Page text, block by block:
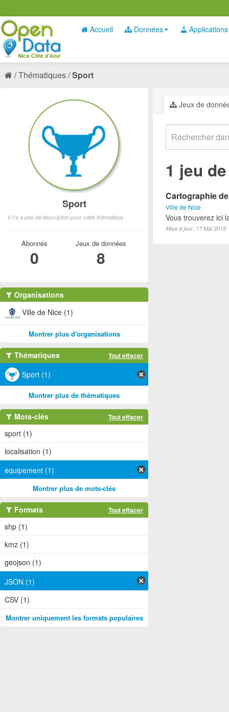
Accueil Données Applications
Thématiques Sport
Jeux de
1 jeu
Cartographie
Ville de Nice
Vous trouverez ici
Mise à jour: 17 Mai 2019
Sport
Il n'y a pas de description pour cette thématique
Abonnés
0
Jeux de données
8
Organisations
Ville de Nice (1)
Montrer plus d'organisations
Thématiques Tout effacer
Sport (1)
Montrer plus de thématiques
Mots-clés Tout effacer
sport (1)
localisation (1)
equipement (1)
Montrer plus de mots-clés
Formats Tout effacer
shp (1)
kmz (1)
geojson (1)
JSON (1)
CSV (1)
Montrer uniquement les formats populaires